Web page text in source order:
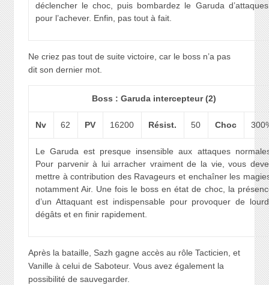
déclencher le choc, puis bombardez le Garuda d’attaques
pour l’achever. Enfin, pas tout à fait.
Ne criez pas tout de suite victoire, car le boss n’a pas
dit son dernier mot.
Boss : Garuda intercepteur (2)
Nv 62 PV 16200 Résist. 50 Choc
Le Garuda est presque insensible aux attaques
Pour parvenir à lui arracher vraiment de la vie, vous
mettre à contribution des Ravageurs et enchaîner les
notamment Air. Une fois le boss en état de choc, la
d’un Attaquant est indispensable pour provoquer de
dégâts et en finir rapidement.
Après la bataille, Sazh gagne accès au rôle Tacticien, et
Vanille à celui de Saboteur. Vous avez également la
possibilité de sauvegarder.